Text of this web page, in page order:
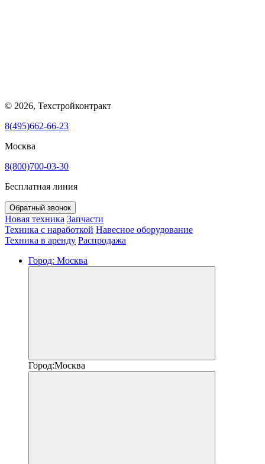
© 2026, Техстройконтракт
8(495)662-66-23
Москва
8(800)700-03-30
Бесплатная линия
Обратный звонок
Новая техника Запчасти
Техника с наработкой Навесное оборудование
Техника в аренду Распродажа
Город: Москва
Город:Москва